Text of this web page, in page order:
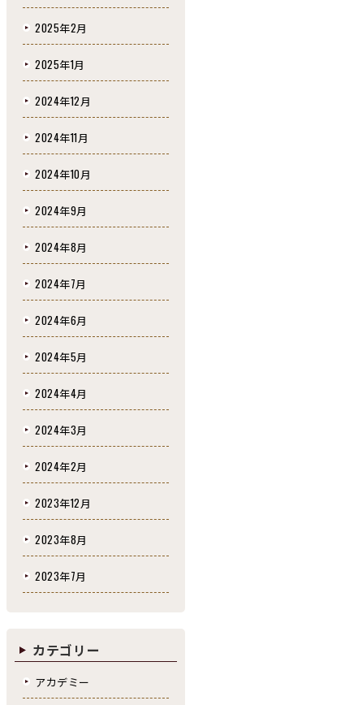
2025年2月
2025年1月
2024年12月
2024年11月
2024年10月
2024年9月
2024年8月
2024年7月
2024年6月
2024年5月
2024年4月
2024年3月
2024年2月
2023年12月
2023年8月
2023年7月
カテゴリー
アカデミー